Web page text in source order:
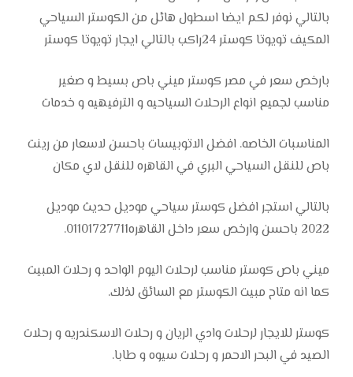
بالتالي نوفر لكم ايضا اسطول هائل من الكوستر السياحي
المكيف تويوتا كوستر 24راكب بالتالي ايجار تويوتا كوستر
بارخص سعر في مصر كوستر ميني باص بسيط و صغير
مناسب لجميع انواع الرحلات السياحيه و الترفيهيه و خدمات
المناسبات الخاصه. افضل الاتوبيسات باحسن لاسعار من رينت
باص للنقل السياحي البري في القاهره للنقل لاي مكان
بالتالي استجر افضل كوستر سياحي موديل حديث موديل
2022 باحسن وارخص سعر داخل القاهره01101727711.
ميني باص كوستر مناسب لرحلات اليوم الواحد و رحلات المبيت
كما انه متاح مبيت الكوستر مع السائق لذلك.
كوستر للايجار لرحلات وادي الريان و رحلات الاسكندريه و رحلات
الصيد في البحر الاحمر و رحلات سيوه و طابا.